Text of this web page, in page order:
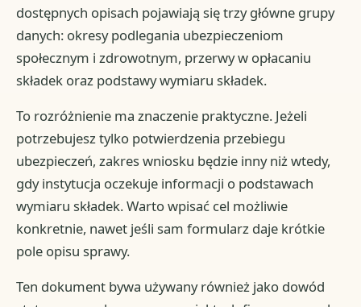
dostępnych opisach pojawiają się trzy główne grupy
danych: okresy podlegania ubezpieczeniom
społecznym i zdrowotnym, przerwy w opłacaniu
składek oraz podstawy wymiaru składek.
To rozróżnienie ma znaczenie praktyczne. Jeżeli
potrzebujesz tylko potwierdzenia przebiegu
ubezpieczeń, zakres wniosku będzie inny niż wtedy,
gdy instytucja oczekuje informacji o podstawach
wymiaru składek. Warto wpisać cel możliwie
konkretnie, nawet jeśli sam formularz daje krótkie
pole opisu sprawy.
Ten dokument bywa używany również jako dowód